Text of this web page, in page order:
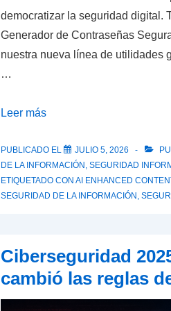
democratizar la seguridad digital.
Generador de Contraseñas
nuestra nueva línea de utilidades
…
Más
de
las
contraseñas
presenta
nuevo
Leer más
PUBLICADO EL JULIO 5, 2026
DE LA INFORMACIÓN , SEGURIDAD
ETIQUETADO CON AI ENHANCED
SEGURIDAD DE LA INFORMACIÓN ,
Ciberseguridad
cambió las reglas